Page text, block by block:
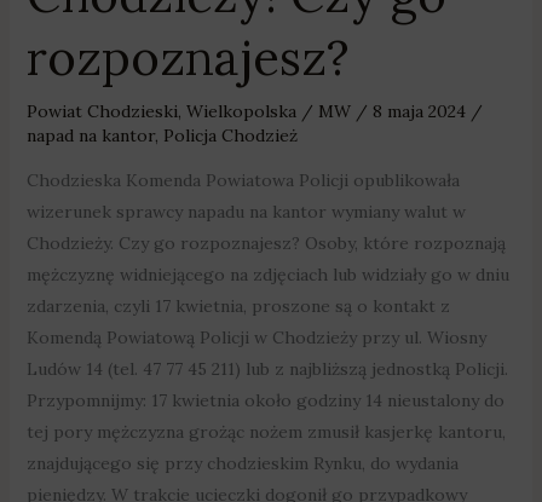
rozpoznajesz?
Powiat Chodzieski, Wielkopolska/ MW / 8 maja 2024 /
napad na kantor, Policja Chodzież
Chodzieska Komenda Powiatowa Policji opublikowała
wizerunek sprawcy napadu na kantor wymiany walut w
Chodzieży. Czy go rozpoznajesz? Osoby, które rozpoznają
mężczyznę widniejącego na zdjęciach lub widziały go w dniu
zdarzenia, czyli 17 kwietnia, proszone są o kontakt z
Komendą Powiatową Policji w Chodzieży przy ul. Wiosny
Ludów 14 (tel. 47 77 45 211) lub z najbliższą jednostką Policji.
Przypomnijmy: 17 kwietnia około godziny 14 nieustalony do
tej pory mężczyzna grożąc nożem zmusił kasjerkę kantoru,
znajdującego się przy chodzieskim Rynku, do wydania
pieniędzy. W trakcie ucieczki dogonił go przypadkowy